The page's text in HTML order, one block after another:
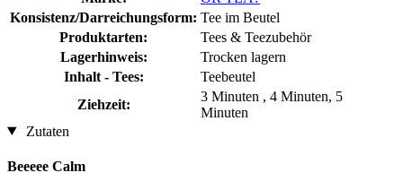
Konsistenz/Darreichungsform: Tee im Beutel
Produktarten:
Tees & Teezubehör
Lagerhinweis:
Trocken lagern
Inhalt - Tees:
Teebeutel
Ziehzeit:
3 Minuten , 4 Minuten, 5
Minuten
Zutaten
Beeeee Calm